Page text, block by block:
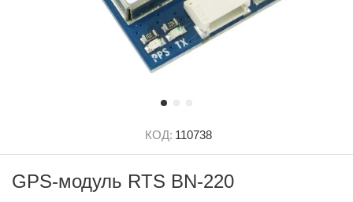
КОД: 110738
GPS-модуль RTS BN-220